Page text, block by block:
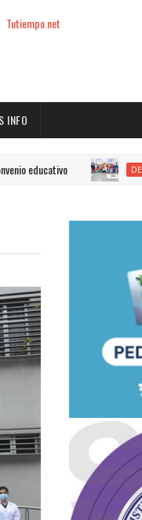
Tutiempo.net
INFO
DESTACADOS